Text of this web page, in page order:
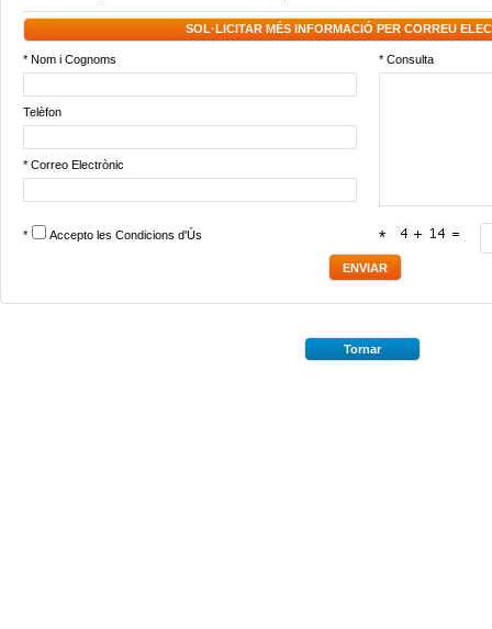
SOL·LICITAR MÉS INFORMACIÓ PER CORREU
* Nom i Cognoms * Consulta
Telèfon
* Correo Electrònic
* Accepto les Condicions d'Ús *
Tornar